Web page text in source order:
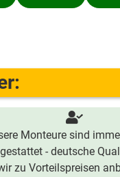
Monteure sind
- deutsche
zu Vorteilspreisen